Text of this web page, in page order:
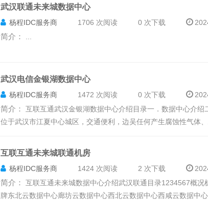
武汉联通未来城数据中心
杨程IDC服务商 1706 次阅读 0 次下载
简介：
武汉电信金银湖数据中心
杨程IDC服务商 1472 次阅读 0 次下载
简介：
互联互通武汉金银湖数据中心介绍 目录一．数据中心介
位于武汉市江夏中心城区，交通便利，边吴任何产生腐蚀性气体
互联互通未来城联通机房
杨程IDC服务商 1424 次阅读 2 次下载
简介：
互联互通未来城数据中心介绍武汉联通 目录1234567概
牌 东北云数据中心廊坊云数据中心西北云数据中心西咸云数据中